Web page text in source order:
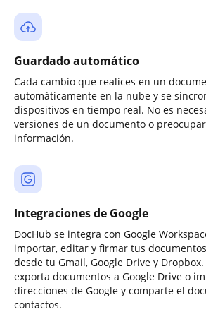
Guardado automático
Cada cambio que realices en un
automáticamente en la nube y se
dispositivos en tiempo real. No es
versiones de un documento o
información.
Integraciones de Google
DocHub se integra con Google
importar, editar y firmar tus
desde tu Gmail, Google Drive y
exporta documentos a Google Drive o
direcciones de Google y comparte el
contactos.